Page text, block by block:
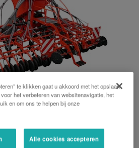
TD1501F
efficiënte alternatief
te klikken gaat u akkoord met het opslaan
het verbeteren van websitenavigatie, het
en om ons te helpen bij onze
Alle cookies accepteren